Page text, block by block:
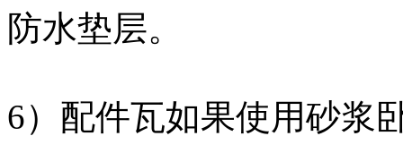
防水垫层。
6）配件瓦如果使用砂浆